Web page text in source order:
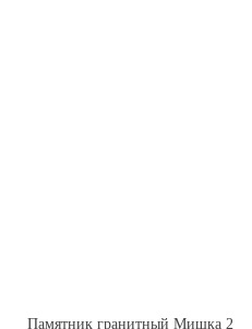
Памятник гранитный Мишка 2